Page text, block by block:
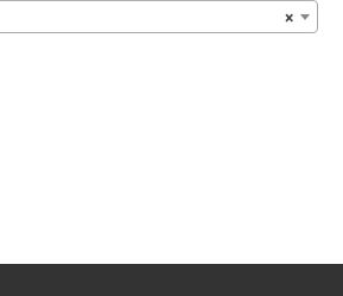
×